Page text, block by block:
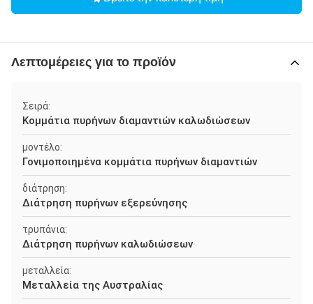
Λεπτομέρειες για το προϊόν
Σειρά:
Κομμάτια πυρήνων διαμαντιών καλωδιώσεων
μοντέλο:
Γονιμοποιημένα κομμάτια πυρήνων διαμαντιών
διάτρηση:
Διάτρηση πυρήνων εξερεύνησης
τρυπάνια:
Διάτρηση πυρήνων καλωδιώσεων
μεταλλεία:
Μεταλλεία της Αυστραλίας